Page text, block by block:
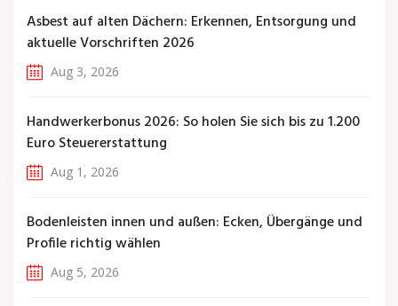
Asbest auf alten Dächern: Erkennen, Entsorgung und
aktuelle Vorschriften 2026
Aug 3, 2026
Handwerkerbonus 2026: So holen Sie sich bis zu 1.200
Euro Steuererstattung
Aug 1, 2026
Bodenleisten innen und außen: Ecken, Übergänge und
Profile richtig wählen
Aug 5, 2026